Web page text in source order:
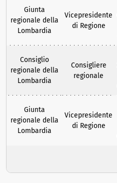
Giunta
regionale della
Lombardia
Vicepresidente
di Regione
Consiglio
regionale della
Lombardia
Consigliere
regionale
Giunta
regionale della
Lombardia
Vicepresidente
di Regione